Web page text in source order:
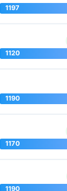
1197
1120
1190
1170
1190